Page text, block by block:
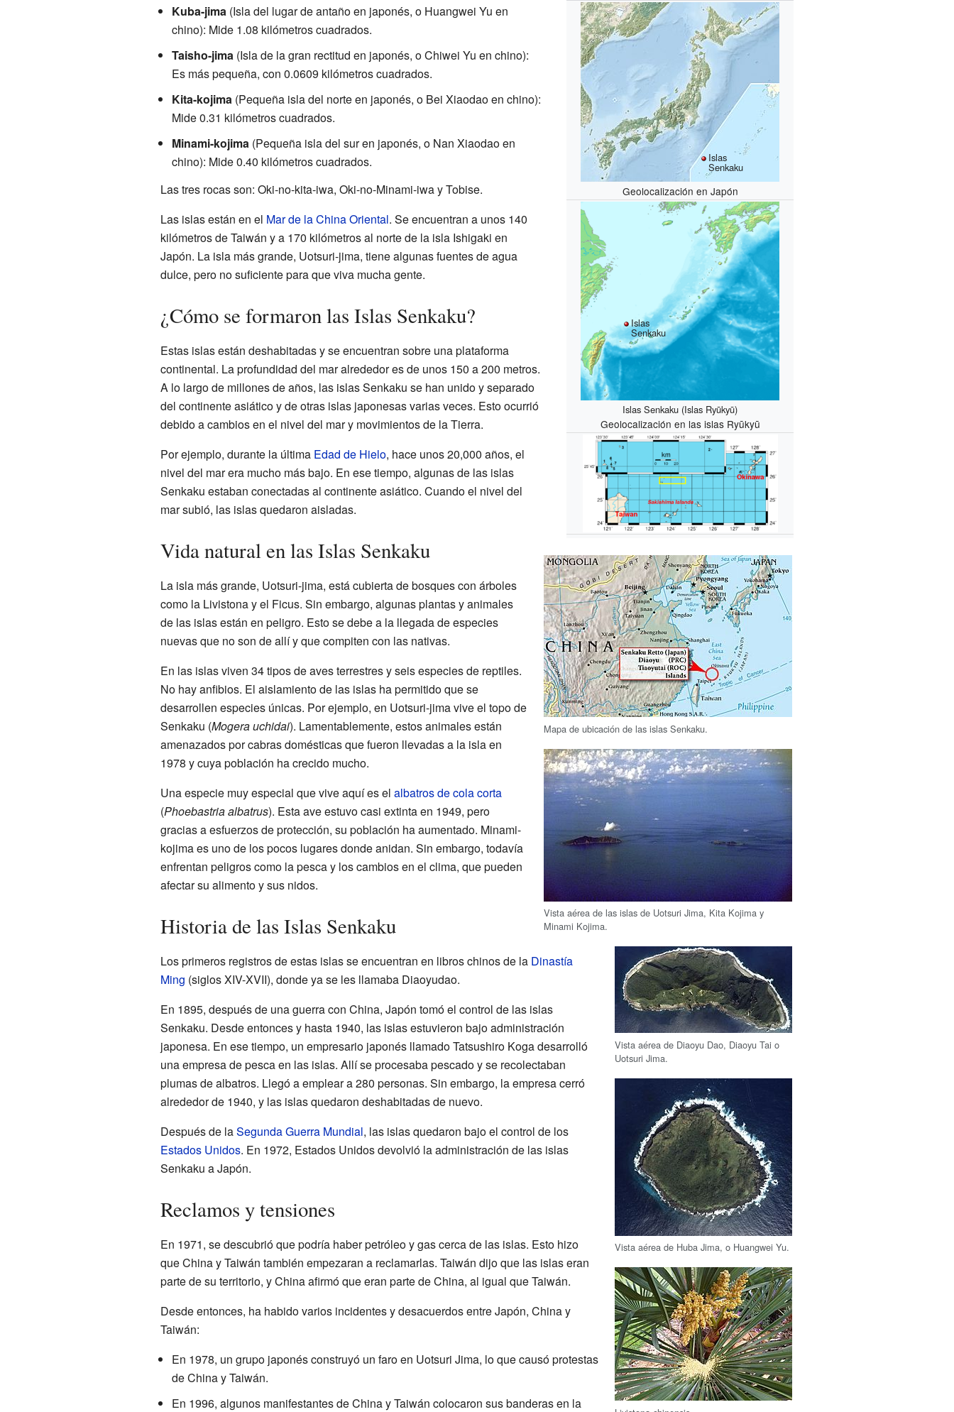
Islas
Senkaku
Geolocalización en Japón
Islas
Senkaku
Islas Senkaku (Islas Ryūkyū)
Geolocalización en las islas Ryūkyū
Mapa de ubicación de las islas Senkaku.
Vista aérea de las islas de Uotsuri Jima, Kita Kojima y
Minami Kojima.
Kuba-jima(Isla del lugar de antaño en japonés, o Huangwei Yu en
chino): Mide 1.08 kilómetros cuadrados.
Taisho-jima(Isla de la gran rectitud en japonés, o Chiwei Yu en chino):
Es más pequeña, con 0.0609 kilómetros cuadrados.
Kita-kojima(Pequeña isla del norte en japonés, o Bei Xiaodao en chino):
Mide 0.31 kilómetros cuadrados.
Minami-kojima(Pequeña isla del sur en japonés, o Nan Xiaodao en
chino): Mide 0.40 kilómetros cuadrados.
Las tres rocas son: Oki-no-kita-iwa, Oki-no-Minami-iwa y Tobise.
Las islas están en el Mar de la China Oriental. Se encuentran a unos 140
kilómetros de Taiwán y a 170 kilómetros al norte de la isla Ishigaki en
Japón. La isla más grande, Uotsuri-jima, tiene algunas fuentes de agua
dulce, pero no suficiente para que viva mucha gente.
¿Cómo se formaron las Islas Senkaku?
Vista aérea de Diaoyu Dao, Diaoyu Tai o
Uotsuri Jima.
Estas islas están deshabitadas y se encuentran sobre una plataforma
continental. La profundidad del mar alrededor es de unos 150 a 200 metros.
A lo largo de millones de años, las islas Senkaku se han unido y separado
del continente asiático y de otras islas japonesas varias veces. Esto ocurrió
debido a cambios en el nivel del mar y movimientos de la Tierra.
Por ejemplo, durante la última Edad de Hielo, hace unos 20,000 años, el
nivel del mar era mucho más bajo. En ese tiempo, algunas de las islas
Senkaku estaban conectadas al continente asiático. Cuando el nivel del
mar subió, las islas quedaron aisladas.
Vida natural en las Islas Senkaku
Vista aérea de Huba Jima, o Huangwei Yu.
La isla más grande, Uotsuri-jima, está cubierta de bosques con árboles
como la Livistona y el Ficus. Sin embargo, algunas plantas y animales
de las islas están en peligro. Esto se debe a la llegada de especies
nuevas que no son de allí y que compiten con las nativas.
En las islas viven 34 tipos de aves terrestres y seis especies de reptiles.
No hay anfibios. El aislamiento de las islas ha permitido que se
desarrollen especies únicas. Por ejemplo, en Uotsuri-jima vive el topo de
Senkaku (Mogera uchidai). Lamentablemente, estos animales están
amenazados por cabras domésticas que fueron llevadas a la isla en
1978 y cuya población ha crecido mucho.
Una especie muy especial que vive aquí es el albatros de cola corta
(Phoebastria albatrus). Esta ave estuvo casi extinta en 1949, pero
gracias a esfuerzos de protección, su población ha aumentado. Minami-
kojima es uno de los pocos lugares donde anidan. Sin embargo, todavía
enfrentan peligros como la pesca y los cambios en el clima, que pueden
afectar su alimento y sus nidos.
Historia de las Islas Senkaku
Los primeros registros de estas islas se encuentran en libros chinos de la Dinastía
Ming (siglos XIV-XVII), donde ya se les llamaba Diaoyudao.
En 1895, después de una guerra con China, Japón tomó el control de las islas
Senkaku. Desde entonces y hasta 1940, las islas estuvieron bajo administración
japonesa. En ese tiempo, un empresario japonés llamado Tatsushiro Koga desarrolló
una empresa de pesca en las islas. Allí se procesaba pescado y se recolectaban
plumas de albatros. Llegó a emplear a 280 personas. Sin embargo, la empresa cerró
alrededor de 1940, y las islas quedaron deshabitadas de nuevo.
Después de laSegunda Guerra Mundial, las islas quedaron bajo el control de los
Estados Unidos. En 1972, Estados Unidos devolvió la administración de las islas
Senkaku a Japón.
Reclamos y tensiones
En 1971, se descubrió que podría haber petróleo y gas cerca de las islas. Esto hizo
que China y Taiwán también empezaran a reclamarlas. Taiwán dijo que las islas eran
parte de su territorio, y China afirmó que eran parte de China, al igual que Taiwán.
Desde entonces, ha habido varios incidentes y desacuerdos entre Japón, China y
Taiwán:
En 1978, un grupo japonés construyó un faro en Uotsuri Jima, lo que causó protestas
de China y Taiwán.
En 1996, algunos manifestantes de China y Taiwán colocaron sus banderas en la